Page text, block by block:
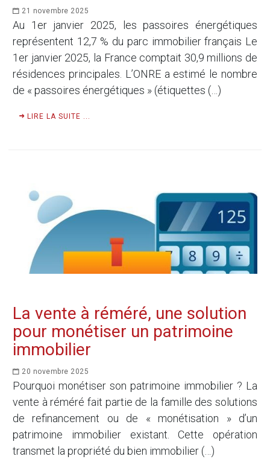
21 novembre 2025
Au 1er janvier 2025, les passoires énergétiques
représentent 12,7 % du parc immobilier français Le
1er janvier 2025, la France comptait 30,9 millions de
résidences principales. L’ONRE a estimé le nombre
de « passoires énergétiques » (étiquettes (…)
LIRE LA SUITE ...
La vente à réméré, une solution
pour monétiser un patrimoine
immobilier
20 novembre 2025
Pourquoi monétiser son patrimoine immobilier ? La
vente à réméré fait partie de la famille des solutions
de refinancement ou de « monétisation » d’un
patrimoine immobilier existant. Cette opération
transmet la propriété du bien immobilier (…)